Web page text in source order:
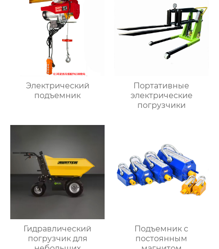
Электрический
подъемник
Портативные
электрические
погрузчики
Гидравлический
погрузчик для
Подъемник с
постоянным